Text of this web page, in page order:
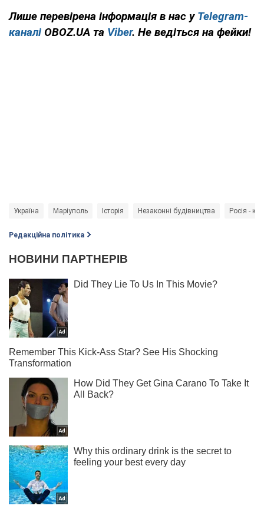
Лише перевірена інформація в нас у Telegram-
каналі OBOZ.UA та Viber. Не ведіться на фейки!
Україна Маріуполь Історія Незаконні будівництва Росія -
Редакційна політика